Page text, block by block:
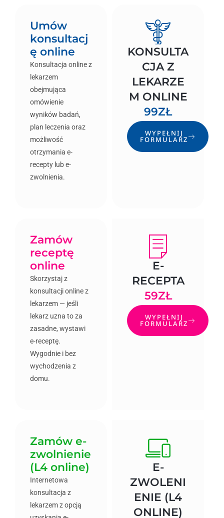
Umów
konsultacj
ę online
Konsultacja online z
lekarzem
obejmująca
omówienie
wyników badań,
plan leczenia oraz
możliwość
otrzymania e-
recepty lub e-
zwolnienia.
KONSULTA
CJA Z
LEKARZE
M ONLINE
99ZŁ
WYPEŁNIJ
FORMULARZ
Zamów
receptę
online
Skorzystaj z
konsultacji online z
lekarzem — jeśli
lekarz uzna to za
zasadne, wystawi
e-receptę.
Wygodnie i bez
wychodzenia z
domu.
E-
RECEPTA
59ZŁ
WYPEŁNIJ
FORMULARZ
Zamów e-
zwolnienie
(L4 online)
Internetowa
konsultacja z
lekarzem z opcją
E-
ZWOLENI
ENIE (L4
ONLINE)